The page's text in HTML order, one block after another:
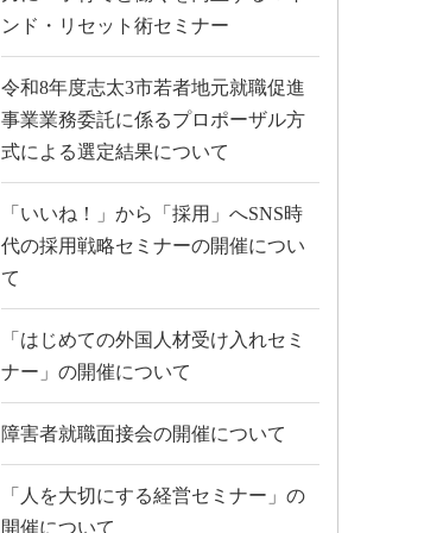
ンド・リセット術セミナー
令和8年度志太3市若者地元就職促進
事業業務委託に係るプロポーザル方
式による選定結果について
「いいね！」から「採用」へSNS時
代の採用戦略セミナーの開催につい
て
「はじめての外国人材受け入れセミ
ナー」の開催について
障害者就職面接会の開催について
「人を大切にする経営セミナー」の
開催について